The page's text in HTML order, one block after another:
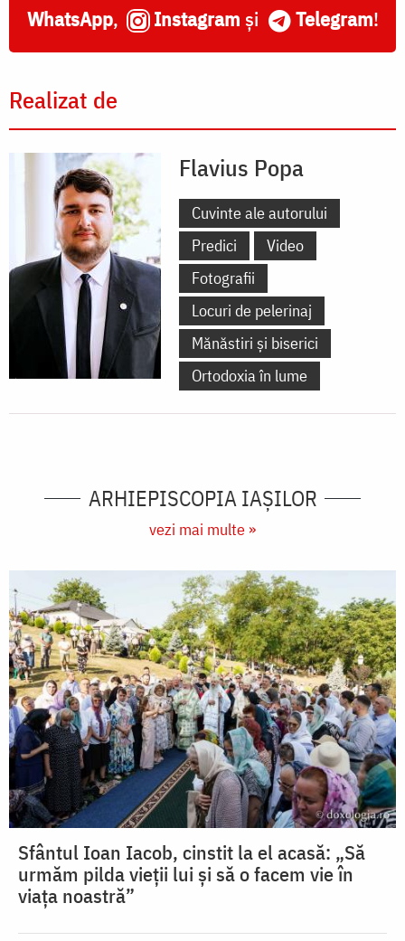
WhatsApp, Instagram și Telegram!
Realizat de
Flavius Popa
Cuvinte ale autorului
Predici
Video
Fotografii
Locuri de pelerinaj
Mănăstiri și biserici
Ortodoxia în lume
ARHIEPISCOPIA IAŞILOR
vezi mai multe »
Sfântul Ioan Iacob, cinstit la el acasă: „Să
urmăm pilda vieții lui și să o facem vie în
viața noastră”